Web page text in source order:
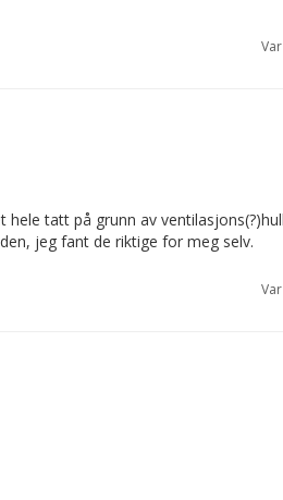
tatt på grunn av
jeg fant de riktige for meg selv.